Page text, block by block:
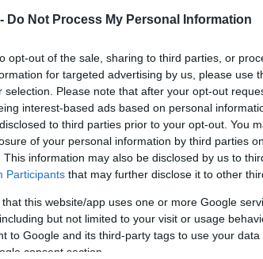
Do Not Process My Personal Information
opt-out of the sale, sharing to third parties, or
for targeted advertising by us, please use
selection. Please note that after your opt-out
interest-based ads based on personal
to third parties prior to your opt-out. You
of your personal information by third parties
This information may also be disclosed by us to
Participants that may further disclose it to other
that this website/app uses one or more Google
but not limited to your visit or usage
to Google and its third-party tags to use your
consent section.
perdere.